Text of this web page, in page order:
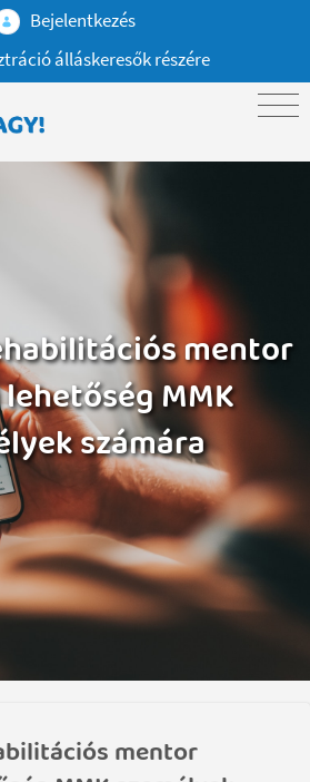
Bejelentkezés
álláskeresők részére
mentor
MMK
számára
mentor